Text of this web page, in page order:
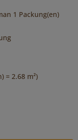
1 Packung(en)
= 2.68 m²)